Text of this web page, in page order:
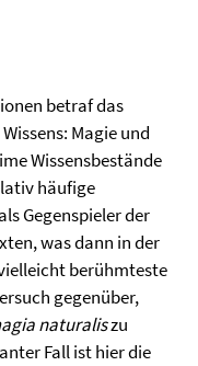
betraf das
Magie und
Wissensbestände
häufige
Gegenspieler der
was dann in der
berühmteste
gegenüber,
naturaliszu
Fall ist hier die